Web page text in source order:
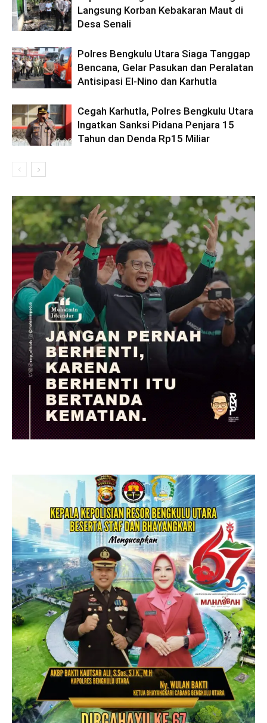
Langsung Korban Kebakaran Maut di
Desa Senali
Polres Bengkulu Utara Siaga Tanggap
Bencana, Gelar Pasukan dan Peralatan
Antisipasi El-Nino dan Karhutla
Cegah Karhutla, Polres Bengkulu Utara
Ingatkan Sanksi Pidana Penjara 15
Tahun dan Denda Rp15 Miliar